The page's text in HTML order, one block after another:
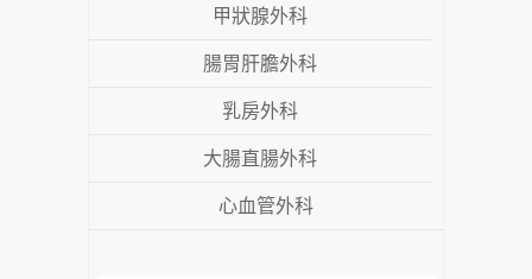
甲狀腺外科
腸胃肝膽外科
乳房外科
大腸直腸外科
心血管外科